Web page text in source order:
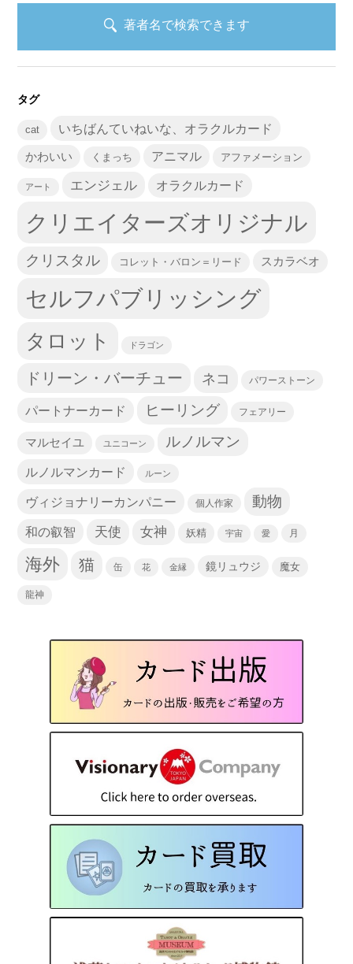
著者名で検索できます
タグ
cat いちばんていねいな、オラクルカード
かわいい くまっち アニマル アファメーション
アート エンジェル オラクルカード
クリエイターズオリジナル
クリスタル コレット・バロン＝リード スカラベオ
セルフパブリッシング
タロット ドラゴン
ドリーン・バーチュー ネコ パワーストーン
パートナーカード ヒーリング フェアリー
マルセイユ ユニコーン ルノルマン
ルノルマンカード ルーン
ヴィジョナリーカンパニー 個人作家 動物
和の叡智 天使 女神 妖精 宇宙 愛 月
海外 猫 缶 花 金縁 鏡リュウジ 魔女
龍神